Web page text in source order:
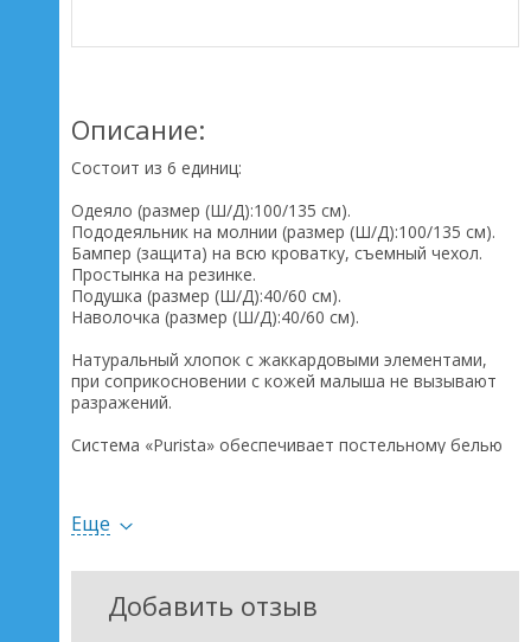
Описание:
Состоит из 6 единиц:
Одеяло (размер (Ш/Д):100/135 см).
Пододеяльник на молнии (размер (Ш/Д):100/135 см).
Бампер (защита) на всю кроватку, съемный чехол.
Простынка на резинке.
Подушка (размер (Ш/Д):40/60 см).
Наволочка (размер (Ш/Д):40/60 см).
Натуральный хлопок с жаккардовыми элементами,
при соприкосновении с кожей малыша не вызывают
разражений.
Система «Purista» обеспечивает постельному белью
Наполнитель подушки и одеяла Ingeo (Ингео) –
из зерен кукурузы и подвергается полной
биодеградации. Антиалергичен. Долговечный.
Характеризуется мягкостью и пушистостью. Отлично
Еще
Добавить отзыв